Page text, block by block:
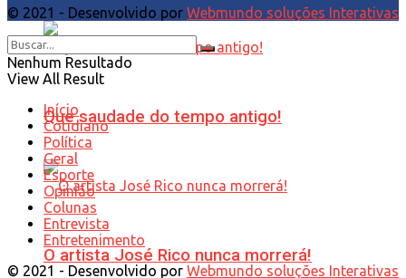
Que saudade do tempo antigo!
O artista José Rico nunca morrerá!
© 2021 - Desenvolvido por Webmundo soluções Interativas
Nenhum Resultado
View All Result
Início
Cotidiano
Política
Geral
Esporte
Opinião
Colunas
Entrevista
Entretenimento
© 2021 - Desenvolvido por Webmundo soluções Interativas